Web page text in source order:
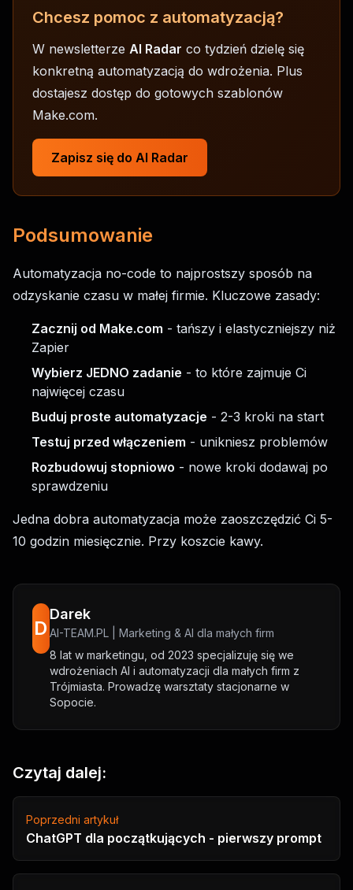
Chcesz pomoc z automatyzacją?
W newsletterze AI Radar co tydzień dzielę się
konkretną automatyzacją do wdrożenia. Plus
dostajesz dostęp do gotowych szablonów
Make.com.
Zapisz się do AI Radar
Podsumowanie
Automatyzacja no-code to najprostszy sposób na
odzyskanie czasu w małej firmie. Kluczowe zasady:
Zacznij od Make.com - tańszy i elastyczniejszy niż
Zapier
Wybierz JEDNO zadanie - to które zajmuje Ci
najwięcej czasu
Buduj proste automatyzacje - 2-3 kroki na start
Testuj przed włączeniem - unikniesz problemów
Rozbudowuj stopniowo - nowe kroki dodawaj po
sprawdzeniu
Jedna dobra automatyzacja może zaoszczędzić Ci 5-
10 godzin miesięcznie. Przy koszcie kawy.
D
Darek
AI-TEAM.PL | Marketing & AI dla małych firm
8 lat w marketingu, od 2023 specjalizuję się we
wdrożeniach AI i automatyzacji dla małych firm z
Trójmiasta. Prowadzę warsztaty stacjonarne w
Sopocie.
Czytaj dalej:
Poprzedni artykuł
ChatGPT dla początkujących - pierwszy prompt